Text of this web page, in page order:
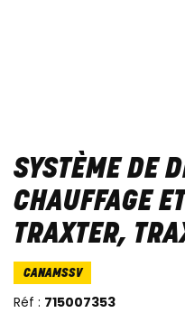
SYSTÈME DE
CHAUFFAGE
TRAXTER,
CANAMSSV
Réf : 715007353